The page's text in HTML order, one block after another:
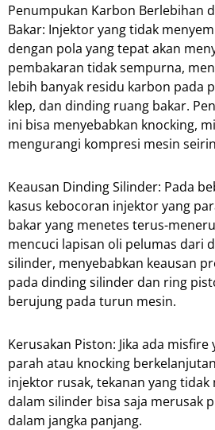
Penumpukan Karbon Berlebihan
Bakar: Injektor yang tidak
dengan pola yang tepat akan
pembakaran tidak sempurna,
lebih banyak residu karbon pada
klep, dan dinding ruang bakar.
ini bisa menyebabkan knocking,
mengurangi kompresi mesin
Keausan Dinding Silinder: Pada
kasus kebocoran injektor yang
bakar yang menetes terus-
mencuci lapisan oli pelumas dari
silinder, menyebabkan keausan
pada dinding silinder dan ring
berujung pada turun mesin.
Kerusakan Piston: Jika ada misfire
parah atau knocking
injektor rusak, tekanan yang tidak
dalam silinder bisa saja merusak
dalam jangka panjang.